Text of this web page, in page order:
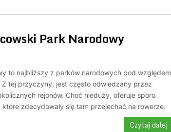
Park Narodowy
to najbliższy z parków narodowych pod względem
Z tej przyczyny, jest często odwiedzany przez
rejonów. Choć nieduży, oferuje sporo
zdecydowały się tam przejechać na rowerze.
Czytaj dalej